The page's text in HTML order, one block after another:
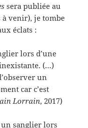
sera publiée au
venir), je tombe
éclats :
lors d’une
(…)
un
car c’est
Lorrain, 2017)
sanglier lors